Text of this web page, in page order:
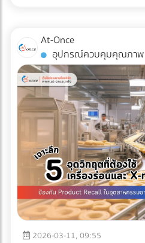
At-Once
อุปกรณ์ควบคุมคุณภาพ
2026-03-11, 09:55